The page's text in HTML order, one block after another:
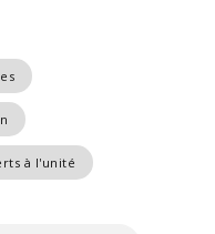
à l'unité